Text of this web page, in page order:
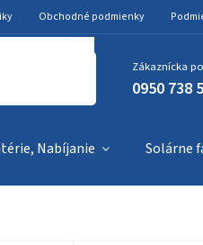
Obchodné podmienky
Zákaznícka
0950 738
Nabíjanie Solárne